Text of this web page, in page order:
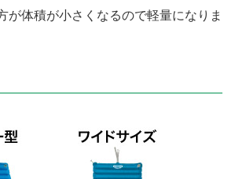
が体積が小さくなるので軽量になりま